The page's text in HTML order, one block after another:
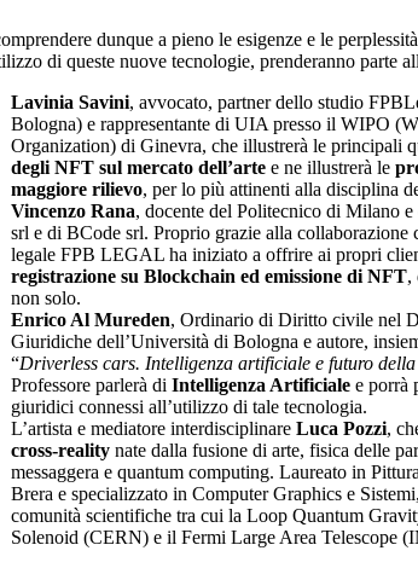
dunque a pieno le esigenze e le
di queste nuove tecnologie, prenderanno parte
Lavinia Savini, avvocato, partner dello studio
Bologna) e rappresentante di UIA presso il WIPO
Organization) di Ginevra, che illustrerà le principali
degli NFT sul mercato dell’arte e ne illustrerà le
maggiore rilievo, per lo più attinenti alla disciplina
Vincenzo Rana, docente del Politecnico di Milano
srl e di BCode srl. Proprio grazie alla
legale FPB LEGAL ha iniziato a offrire ai propri
registrazione su Blockchain ed emissione di NFT,
non solo.
Enrico Al Mureden, Ordinario di Diritto civile nel
Giuridiche dell’Università di Bologna e autore,
“Driverless cars. Intelligenza artificiale e futuro
Professore parlerà di Intelligenza Artificiale e porrà
giuridici connessi all’utilizzo di tale tecnologia.
L’artista e mediatore interdisciplinare Luca Pozzi,
cross-reality nate dalla fusione di arte, fisica delle
messaggera e quantum computing. Laureato in
Brera e specializzato in Computer Graphics e
comunità scientifiche tra cui la Loop Quantum
Solenoid (CERN) e il Fermi Large Area Telescope